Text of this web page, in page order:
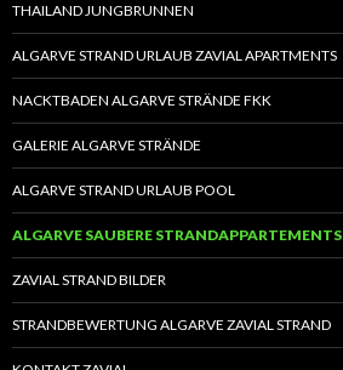
THAILAND JUNGBRUNNEN
ALGARVE STRAND URLAUB ZAVIAL APARTMENTS
NACKTBADEN ALGARVE STRÄNDE FKK
GALERIE ALGARVE STRÄNDE
ALGARVE STRAND URLAUB POOL
ALGARVE SAUBERE STRANDAPPARTEMENTS
ZAVIAL STRAND BILDER
STRANDBEWERTUNG ALGARVE ZAVIAL STRAND